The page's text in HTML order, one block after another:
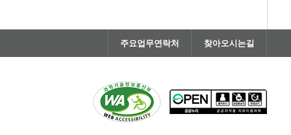
주요업무연락처 찾아오시는길